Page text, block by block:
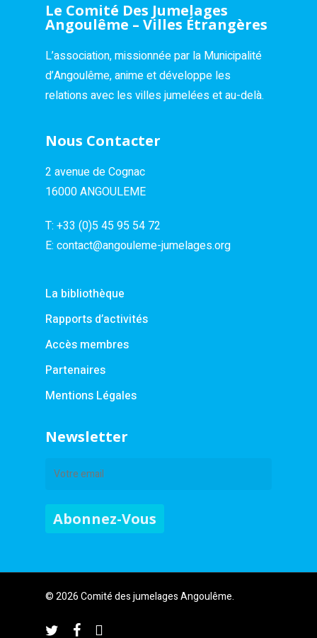
Le Comité Des Jumelages
Angoulême – Villes Étrangères
L’association, missionnée par la Municipalité
d’Angoulême, anime et développe les
relations avec les villes jumelées et au-delà.
Nous Contacter
2 avenue de Cognac
16000 ANGOULEME
T: +33 (0)5 45 95 54 72
E: contact@angouleme-jumelages.org
La bibliothèque
Rapports d’activités
Accès membres
Partenaires
Mentions Légales
Newsletter
© 2026 Comité des jumelages Angoulême.
twitterfacebookinstagram